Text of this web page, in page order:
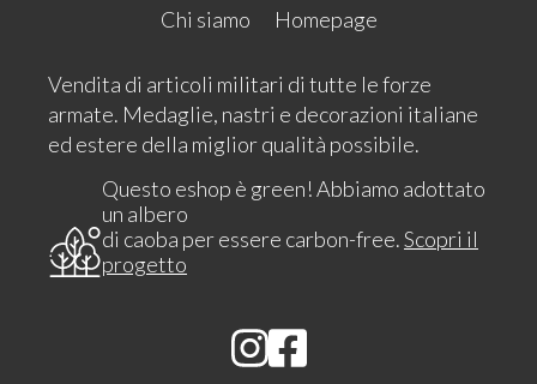
Chi siamo
Homepage
Vendita di articoli militari di tutte le forze
armate. Medaglie, nastri e decorazioni italiane
ed estere della miglior qualità possibile.
Questo eshop è green! Abbiamo adottato
un albero
di caoba per essere carbon-free.Scopri il
progetto